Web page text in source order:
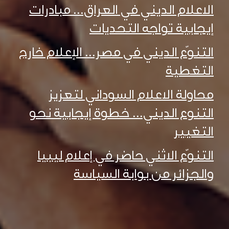
الاعلام الديني في العراق... مبادرات
إيجابية تواجه التحديات
التنوّع الديني في مصر... الإعلام خارج
التغطية
محاولة الاعلام السوداني لتعزيز
التنوع الديني... خطوة إيجابية نحو
التغيير
التنوّع الاثني حاضر في إعلام ليبيا
والجزائر من بوابة السياسة